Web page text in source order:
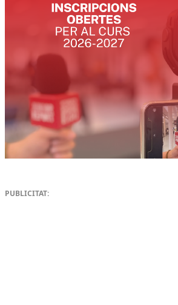
PUBLICITAT: